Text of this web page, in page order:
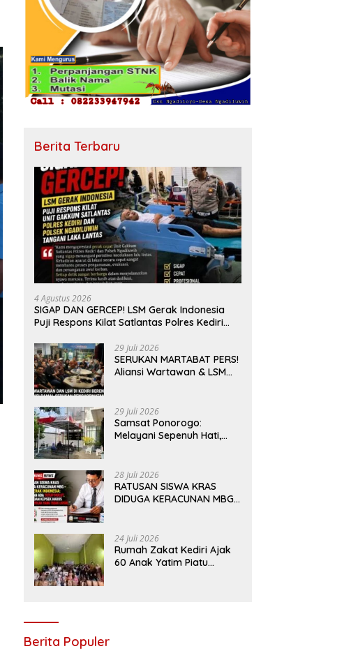
Berita Terbaru
4 Agustus 2026
SIGAP DAN GERCEP! LSM Gerak Indonesia
Puji Respons Kilat Satlantas Polres Kediri
29 Juli 2026
SERUKAN MARTABAT PERS!
Aliansi Wartawan & LSM
Kami Pilar Demokrasi
29 Juli 2026
Samsat Ponorogo:
Melayani Sepenuh Hati,
dinamika Kota Reog
28 Juli 2026
RATUSAN SISWA KRAS
DIDUGA KERACUNAN MBG
MULUT, DINAS dan KEPSEK
HARUS TEGAS TOLAK YANG
TIDAK LAYAK
24 Juli 2026
Rumah Zakat Kediri Ajak
60 Anak Yatim Piatu
Berita Populer